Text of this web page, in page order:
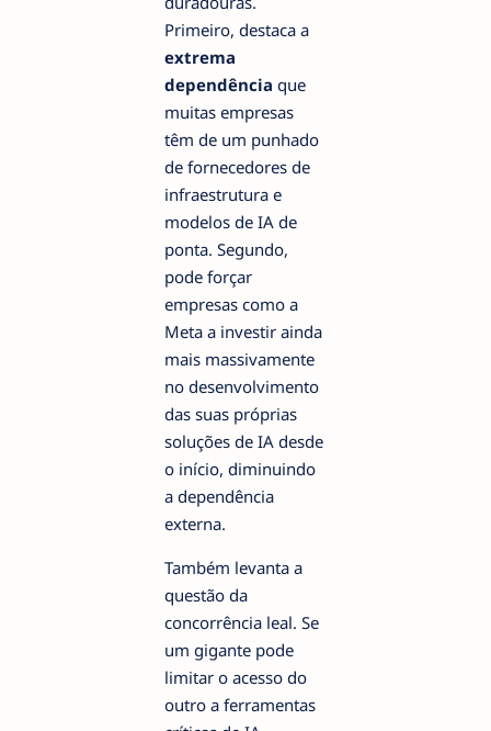
Primeiro, destaca a
extrema
dependência que
muitas empresas
têm de um punhado
de fornecedores de
infraestrutura e
modelos de IA de
ponta. Segundo,
pode forçar
empresas como a
Meta a investir ainda
mais massivamente
no desenvolvimento
das suas próprias
soluções de IA desde
o início, diminuindo
a dependência
externa.
Também levanta a
questão da
concorrência leal. Se
um gigante pode
limitar o acesso do
outro a ferramentas